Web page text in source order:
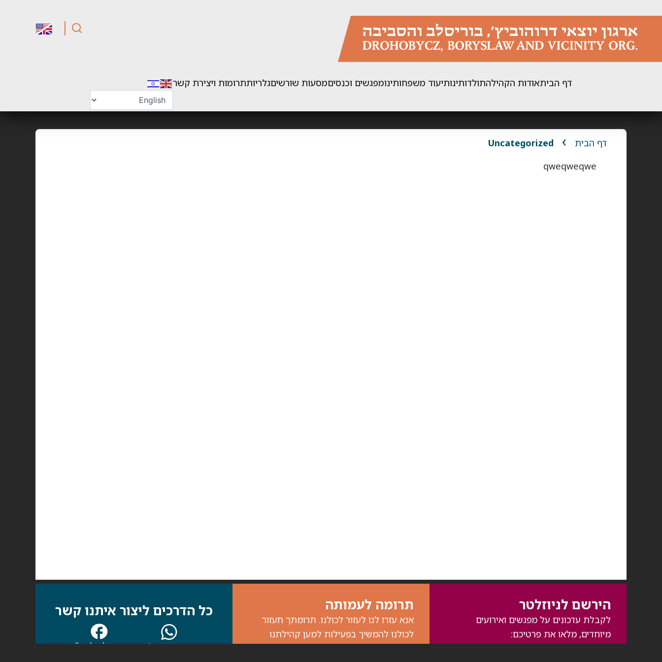
דף הביתאודות הקהילהתולדותינותיעוד משפחותינומפגשים וכנסיםמסעות שורשיםגלריותתרומות ויצירת קשר
דף הבית
Uncategorized
qweqweqwe
הירשם לניוזלטר
לקבלת עדכונים על מפגשים ואירועים
מיוחדים, מלאו את פרטיכם:
תרומה לעמותה
אנא עזרו לנו לעזור לכולנו. תרומתך תעזור
לכולנו להמשיך בפעילות למען קהילתנו
כל הדרכים ליצור איתנו קשר
קבוצת WhatsApp עמוד Facebook